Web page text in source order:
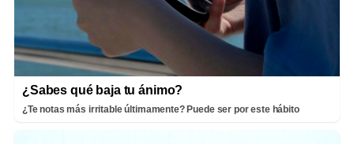
¿Sabes qué baja tu ánimo?
¿Te notas más irritable últimamente? Puede ser por este hábito